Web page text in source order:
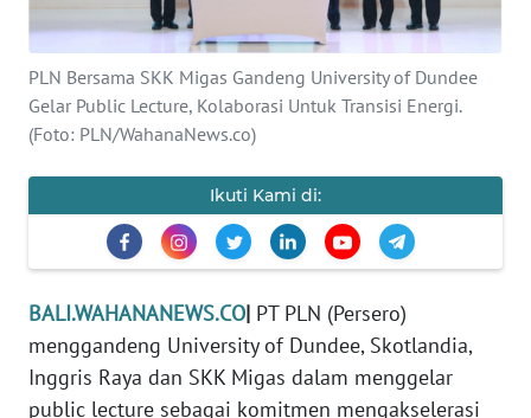
PLN Bersama SKK Migas Gandeng University of Dundee
Gelar Public Lecture, Kolaborasi Untuk Transisi Energi.
(Foto: PLN/WahanaNews.co)
Ikuti Kami di:
BALI.WAHANANEWS.CO| PT PLN (Persero)
menggandeng University of Dundee, Skotlandia,
Inggris Raya dan SKK Migas dalam menggelar
public lecture sebagai komitmen mengakselerasi
IKLAN
TENTANG
KAMI
SIBER
REDAKSI
KARIR
DISCLAIMER